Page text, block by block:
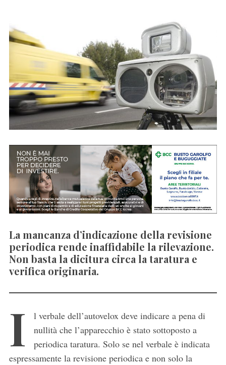
La mancanza d’indicazione della revisione
periodica rende inaffidabile la rilevazione.
Non basta la dicitura circa la taratura e
verifica originaria.
I
l verbale dell’autovelox deve indicare a pena di
nullità che l’apparecchio è stato sottoposto a
periodica taratura. Solo se nel verbale è indicata
espressamente la revisione periodica e non solo la